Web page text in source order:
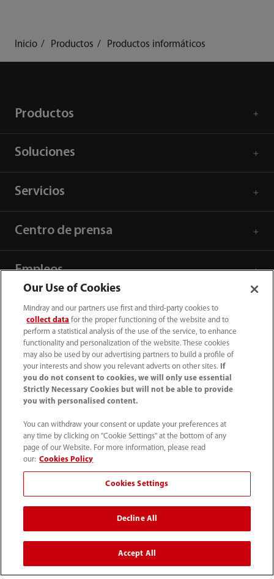
Inicio Productos Productos informáticos
Productos
Soluciones
Servicios
Centro de prensa
Empleos
Acerca de Mindray
Información de contacto
52 55 5661 9450
intl-market@mindray.com
Condiciones de uso｜Mapa del sitio｜Aviso cookies｜
Our Use of Cookies
Mindray and our partners use first and third-party cookies to
collect data for the proper functioning of the website and to
perform a statistical analysis of the use of the service, to enhance
functionality and personalization of the website. These cookies
may also be used by our advertising partners to build a profile of
your interests and show you relevant adverts on other sites.
If
you do not consent to cookies, we will only use essential
Strictly Necessary Cookies but will not be able to provide
you with personalised content.
You can withdraw your consent or update your preferences at
any time by clicking on "Cookie Settings" at the bottom of any
page of our Website. For more information, please read
our: Cookies Policy
Cookies Settings
Decline All
Accept All